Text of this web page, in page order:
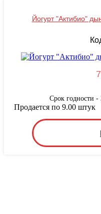
Йогурт "Актибио"
Срок годности
Продается по 9.00 штук